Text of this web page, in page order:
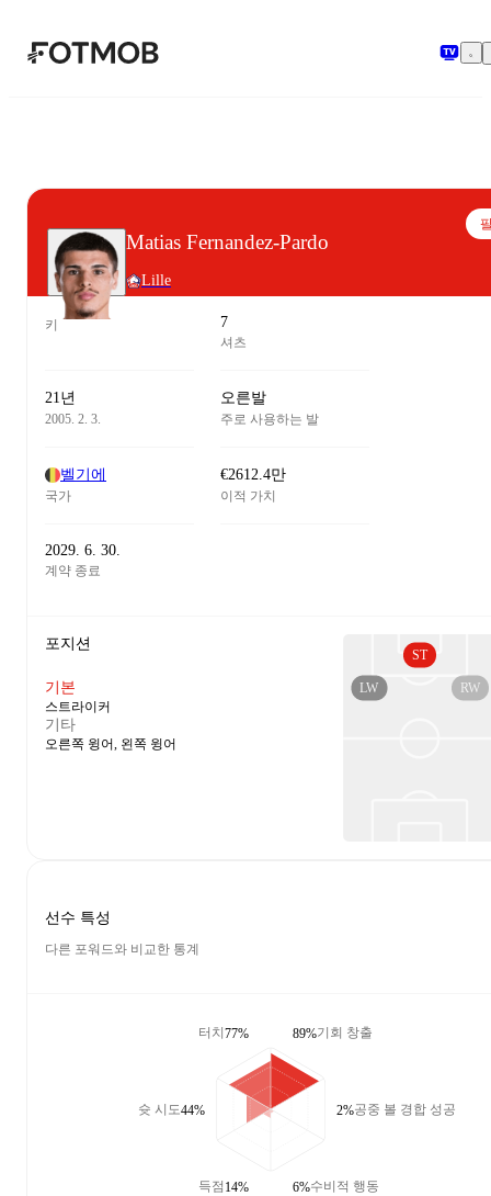
본문으로 건너뛰기
Matias Fernandez-Pardo
Lille
키 7
셔츠
21년
2005. 2. 3.
오른발
주로 사용하는 발
벨기에
국가
€2612.4만
이적 가치
2029. 6. 30.
계약 종료
포지션
기본
스트라이커
기타
오른쪽 윙어, 왼쪽 윙어
RW
LW
ST
선수 특성
다른 포워드와 비교한 통계
터치77%
슛 시도44%
득점 14%
기회 창출
89%
공중 볼 경합 성공
2%
수비적 행동
6%